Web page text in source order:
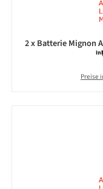
2 x Batterie Mignon
Preise